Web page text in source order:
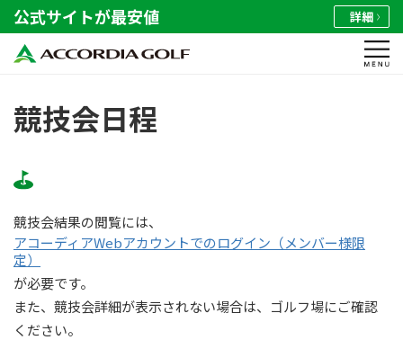
公式サイトが最安値 詳細
競技会日程
競技会結果の閲覧には、
アコーディアWebアカウントでのログイン（メンバー様限
定）
が必要です。
また、競技会詳細が表示されない場合は、ゴルフ場にご確認
ください。